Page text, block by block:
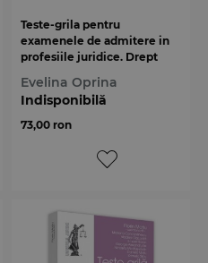
Teste-grila pentru
examenele de admitere in
profesiile juridice. Drept
Evelina Oprina
Indisponibilă
73,00 ron